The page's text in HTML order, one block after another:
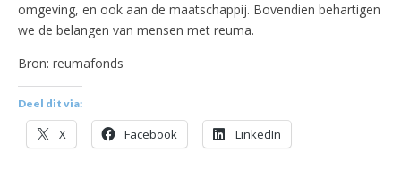
omgeving, en ook aan de maatschappij. Bovendien behartigen
we de belangen van mensen met reuma.
Bron: reumafonds
Deel dit via:
X Facebook LinkedIn